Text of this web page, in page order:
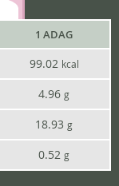
1 ADAG
99.02 kcal
4.96 g
18.93 g
0.52 g